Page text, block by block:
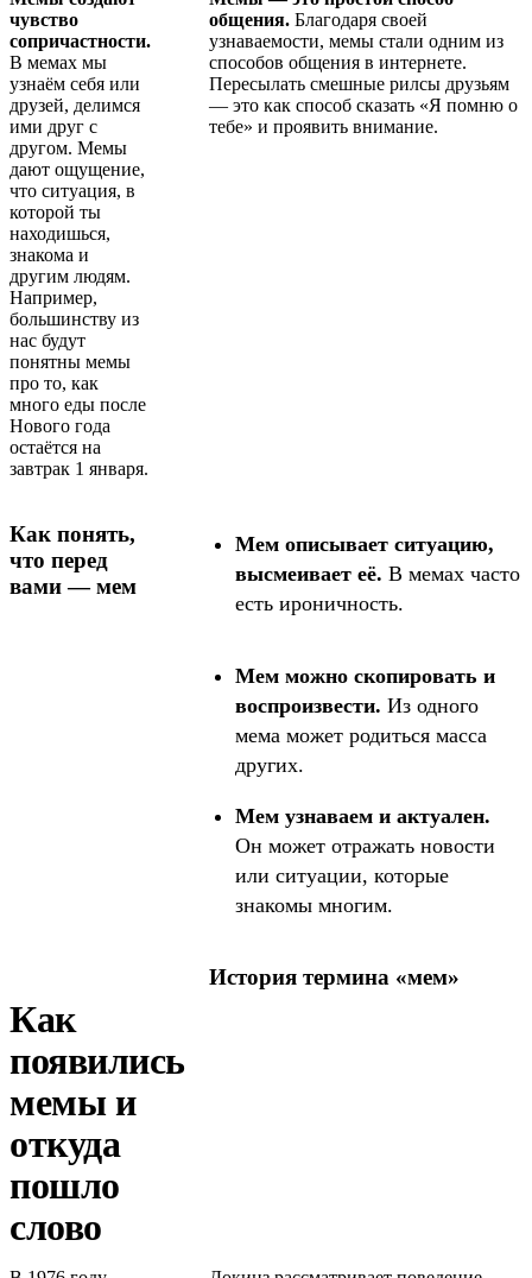
чувство
сопричастности.
В мемах мы
узнаём себя или
друзей, делимся
ими друг с
другом. Мемы
дают ощущение,
что ситуация, в
которой ты
находишься,
знакома и
другим людям.
Например,
большинству из
нас будут
понятны мемы
про то, как
много еды после
Нового года
остаётся на
завтрак 1 января.
общения. Благодаря своей
узнаваемости, мемы стали одним из
способов общения в интернете.
Пересылать смешные рилсы друзьям
— это как способ сказать «Я помню о
тебе» и проявить внимание.
Как понять,
что перед
вами — мем
Мем описывает ситуацию,
высмеивает её. В мемах часто
есть ироничность.
Мем можно скопировать и
воспроизвести. Из одного
мема может родиться масса
других.
Мем узнаваем и актуален.
Он может отражать новости
или ситуации, которые
знакомы многим.
Как
появились
мемы и
откуда
пошло
слово
История термина «мем»